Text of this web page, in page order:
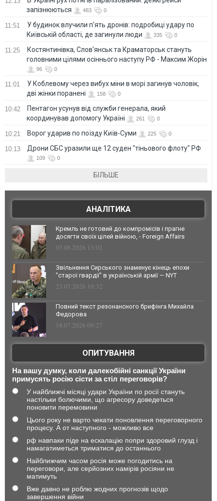
запізнюються
483 0
11:51
У будинок влучили п'ять дронів: подробиці удару по
Київській області, де загинули люди
335 0
11:25
Костянтинівка, Слов'янськ та Краматорськ стануть
головними цілями осіннього наступу РФ - Максим Жорін
96 0
11:01
У Коблевому через вибух міни в морі загинув чоловік,
дві жінки поранені
158 0
10:42
Пентагон усунув від служби генерала, який
координував допомогу Україні
261 0
10:21 Ворог ударив по поїзду Київ-Суми 225 0
10:13 Дрони СБС уразили ще 12 суден "тіньового флоту" РФ
109 0
БІЛЬШЕ
АНАЛІТИКА
Кремль не готовий до компромісів і прагне
досягти своїх цілей війною, - Foreign Affairs
03.08.2026 13:02
Звільнення Сирського знаменує кінець епохи
"старої гвардії" в українській армії — NYT
23.07.2026 10:32
Повний текст резонансного брифінга Михайла
Федорова
18.07.2026 09:27
ОПИТУВАННЯ
На вашу думку, коли далекобійні санкції України
примусять росію сісти за стіл переговорів?
У найближчі місяці удари України по росії стануть
настільки болючими, що агресору доведеться
поновити перемовини
Цього року не варто чекати поновлення переговорного
процесу. А от наступного - можливо все
рф навпаки піде на ескалацію попри здоровий глузд і
намагатиметься триматися до останнього
Найближчим часом росія може погодитись на
переговори, але серйозних намірів росіяни не
матимуть
Вже давно не роблю жодних прогнозів щодо
завершення війни